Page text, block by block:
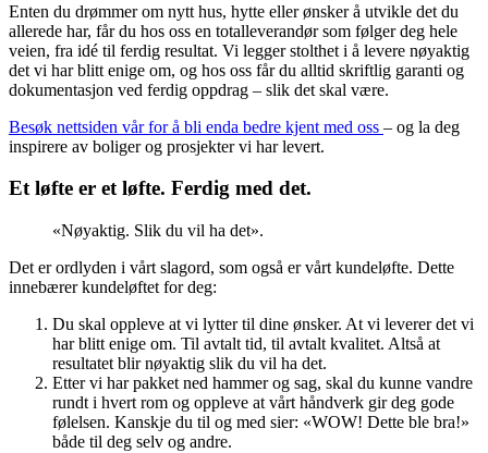
Enten du drømmer om nytt hus, hytte eller ønsker å utvikle det du
allerede har, får du hos oss en totalleverandør som følger deg hele
veien, fra idé til ferdig resultat. Vi legger stolthet i å levere nøyaktig
det vi har blitt enige om, og hos oss får du alltid skriftlig garanti og
dokumentasjon ved ferdig oppdrag – slik det skal være.
Besøk nettsiden vår for å bli enda bedre kjent med oss – og la deg
inspirere av boliger og prosjekter vi har levert.
Et løfte er et løfte. Ferdig med det.
«Nøyaktig. Slik du vil ha det».
Det er ordlyden i vårt slagord, som også er vårt kundeløfte. Dette
innebærer kundeløftet for deg:
Du skal oppleve at vi lytter til dine ønsker. At vi leverer det vi
har blitt enige om. Til avtalt tid, til avtalt kvalitet. Altså at
resultatet blir nøyaktig slik du vil ha det.
Etter vi har pakket ned hammer og sag, skal du kunne vandre
rundt i hvert rom og oppleve at vårt håndverk gir deg gode
følelsen. Kanskje du til og med sier: «WOW! Dette ble bra!»
både til deg selv og andre.